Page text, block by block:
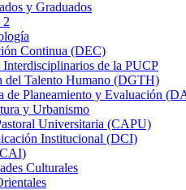
y Graduados
2
Continua (DEC)
Interdisciplinarios de la PUCP
del Talento Humano (DGTH)
de Planeamiento y Evaluación
y Urbanismo
Universitaria (CAPU)
Institucional (DCI)
Culturales